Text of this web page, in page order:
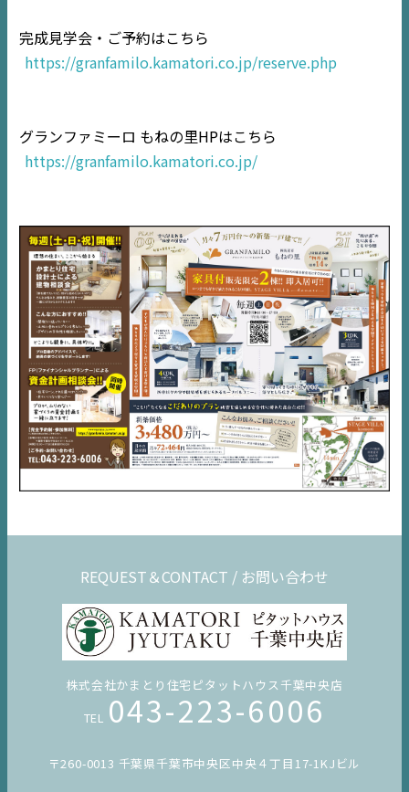
不動産一括査定
完成見学会・ご予約はこちら
https://granfamilo.kamatori.co.jp/reserve.php
グランファミーロ もねの里HPはこちら
https://granfamilo.kamatori.co.jp/
REQUEST＆CONTACT / お問い合わせ
株式会社かまとり住宅ピタットハウス千葉中央店
TEL 043-223-6006
〒260-0013 千葉県千葉市中央区中央４丁目17-1KJビル